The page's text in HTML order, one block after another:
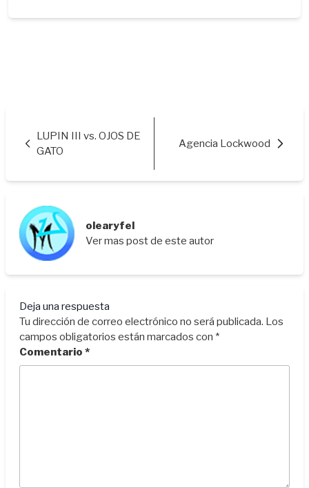
LUPIN III vs. OJOS DE
GATO
Agencia Lockwood
olearyfel
Ver mas post de este autor
Deja una respuesta
Tu dirección de correo electrónico no será publicada. Los
campos obligatorios están marcados con *
Comentario *